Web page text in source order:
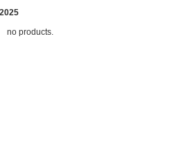
no products.